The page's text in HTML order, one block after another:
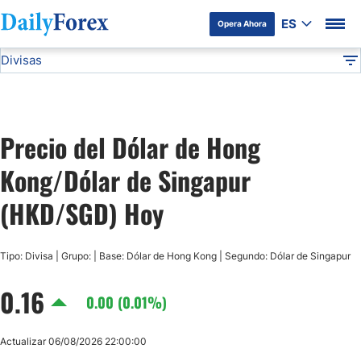
Opera Ahora ES
Divulgación del Anunciante
Divisas
USD/JPY
GBP/USD
USD/CAD
AUD/USD
Precio del Dólar de Hong
Kong/Dólar de Singapur
(HKD/SGD) Hoy
Tipo: Divisa | Grupo: | Base: Dólar de Hong Kong | Segundo: Dólar de Singapur
0.16 0.00 (0.01%)
Actualizar 06/08/2026 22:00:00